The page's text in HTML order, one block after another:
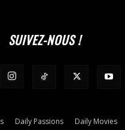
SUIVEZ-NOUS !
Daily Passions
Daily Movies